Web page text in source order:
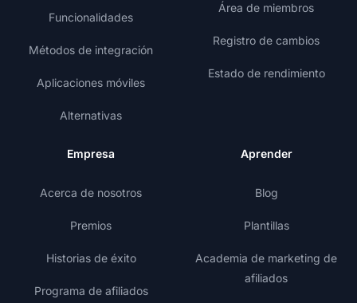
Funcionalidades
Métodos de integración
Aplicaciones móviles
Alternativas
Área de miembros
Registro de cambios
Estado de rendimiento
Empresa
Acerca de nosotros
Premios
Historias de éxito
Programa de afiliados
Aprender
Blog
Plantillas
Academia de marketing de
afiliados